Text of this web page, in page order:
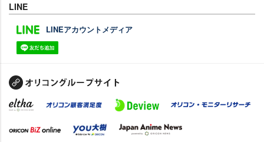
LINE
LINEアカウントメディア